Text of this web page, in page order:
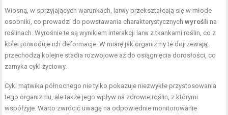
Wiosną, w sprzyjających warunkach, larwy przekształcają się w młode
osobniki, co prowadzi do powstawania charakterystycznychwyrośli na
roślinach. Wyrośnie te są wynikiem interakcji larw z tkankami roślin, co z
kolei powoduje ich deformacje. W miarę jak organizmy te dojrzewają,
przechodzą kolejne stadia rozwojowe aż do osiągnięcia dorosłości, co
zamyka cykl życiowy.
Cykl mątwika północnego nie tylko pokazuje niezwykłe przystosowania
tego organizmu, ale także jego wpływ na zdrowie roślin, z którymi
współżyje. Warto zwrócić uwagę na odpowiednie monitorowanie